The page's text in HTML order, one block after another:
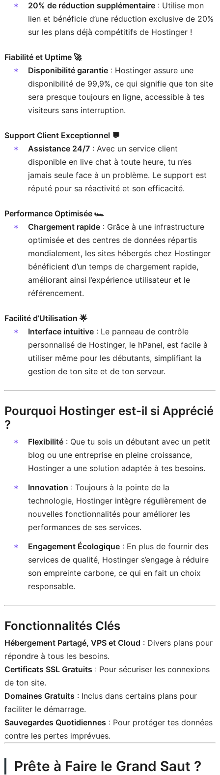
20% de réduction supplémentaire: Utilise mon
lien et bénéficie d’une réduction exclusive de 20%
sur les plans déjà compétitifs de Hostinger !
Fiabilité et Uptime 🚀
Disponibilité garantie: Hostinger assure une
disponibilité de 99,9%, ce qui signifie que ton site
sera presque toujours en ligne, accessible à tes
visiteurs sans interruption.
Support Client Exceptionnel 💬
Assistance 24/7: Avec un service client
disponible en live chat à toute heure, tu n’es
jamais seule face à un problème. Le support est
réputé pour sa réactivité et son efficacité.
Performance Optimisée 🏎️
Chargement rapide: Grâce à une infrastructure
optimisée et des centres de données répartis
mondialement, les sites hébergés chez Hostinger
bénéficient d’un temps de chargement rapide,
améliorant ainsi l’expérience utilisateur et le
référencement.
Facilité d’Utilisation 🌟
Interface intuitive: Le panneau de contrôle
personnalisé de Hostinger, le hPanel, est facile à
utiliser même pour les débutants, simplifiant la
gestion de ton site et de ton serveur.
Pourquoi Hostinger est-il si Apprécié
?
Flexibilité: Que tu sois un débutant avec un petit
blog ou une entreprise en pleine croissance,
Hostinger a une solution adaptée à tes besoins.
Innovation : Toujours à la pointe de la
technologie, Hostinger intègre régulièrement de
nouvelles fonctionnalités pour améliorer les
performances de ses services.
Engagement Écologique: En plus de fournir des
services de qualité, Hostinger s’engage à réduire
son empreinte carbone, ce qui en fait un choix
responsable.
Fonctionnalités Clés
Hébergement Partagé, VPS et Cloud : Divers plans pour
répondre à tous les besoins.
Certificats SSL Gratuits : Pour sécuriser les connexions
de ton site.
Domaines Gratuits : Inclus dans certains plans pour
faciliter le démarrage.
Sauvegardes Quotidiennes : Pour protéger tes données
contre les pertes imprévues.
Prête à Faire le Grand Saut ?